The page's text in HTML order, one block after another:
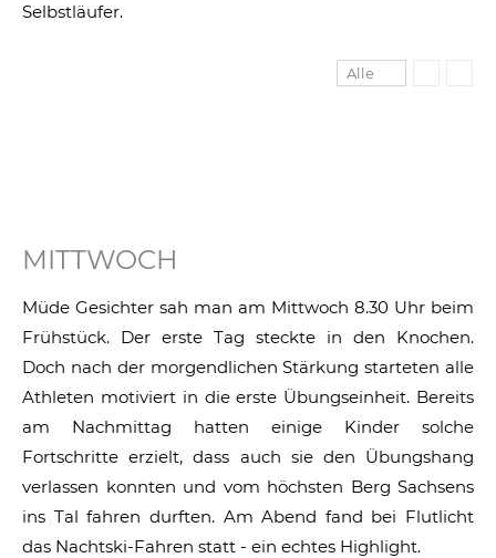
Selbstläufer.
Alle
MITTWOCH
Müde Gesichter sah man am Mittwoch 8.30 Uhr beim
Frühstück. Der erste Tag steckte in den Knochen.
Doch nach der morgendlichen Stärkung starteten alle
Athleten motiviert in die erste Übungseinheit. Bereits
am Nachmittag hatten einige Kinder solche
Fortschritte erzielt, dass auch sie den Übungshang
verlassen konnten und vom höchsten Berg Sachsens
ins Tal fahren durften. Am Abend fand bei Flutlicht
das Nachtski-Fahren statt - ein echtes Highlight.